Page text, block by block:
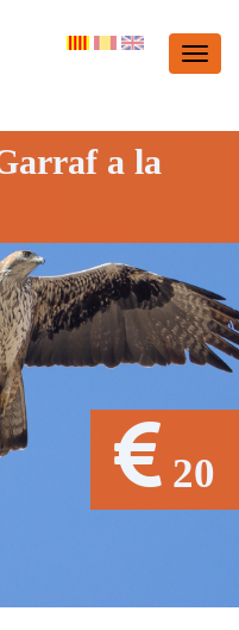
a la
20